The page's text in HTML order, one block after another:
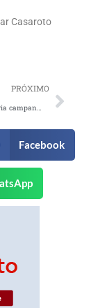
Casaroto
PRÓXIMO
AlmapBBDO cria campanha ‘Tô de Olho’ para Vult
Facebook